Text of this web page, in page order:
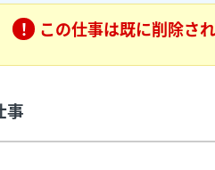
この仕事は既に削除さ
事